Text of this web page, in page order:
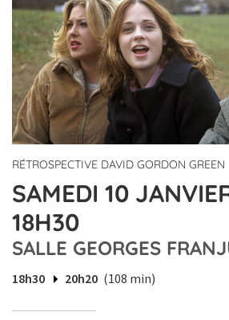
RÉTROSPECTIVE DAVID GORDON GREEN
SAMEDI 10
18H30
SALLE GEORGES
18h30 20h20 (108 min)